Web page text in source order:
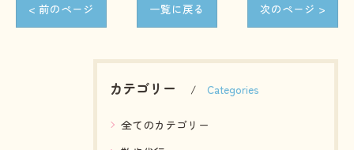
< 前のページ 一覧に戻る 次のページ >
カテゴリー Categories
全てのカテゴリー